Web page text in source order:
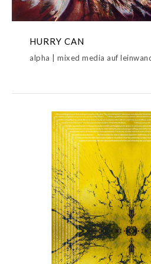
HURRY CAN
alpha | mixed media auf